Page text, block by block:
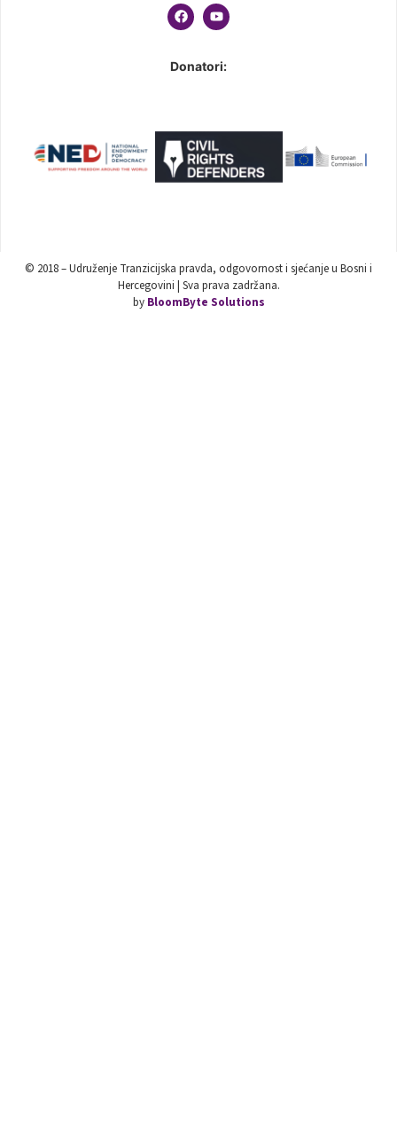
Donatori:
© 2018 – Udruženje Tranzicijska pravda, odgovornost i sjećanje u Bosni i
Hercegovini | Sva prava zadržana.
by BloomByte Solutions